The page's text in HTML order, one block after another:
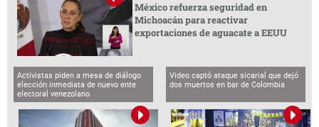
México refuerza seguridad en
Michoacán para reactivar
exportaciones de aguacate a EEUU
Activistas piden a mesa de diálogo
elección inmediata de nuevo ente
electoral venezolano
Video captó ataque sicarial que dejó
dos muertos en bar de Colombia